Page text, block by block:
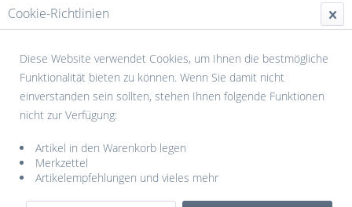
Cookie-Richtlinien
Diese Website verwendet Cookies, um Ihnen die bestmögliche
Funktionalität bieten zu können. Wenn Sie damit nicht
einverstanden sein sollten, stehen Ihnen folgende Funktionen
nicht zur Verfügung:
Artikel in den Warenkorb legen
Merkzettel
Artikelempfehlungen und vieles mehr